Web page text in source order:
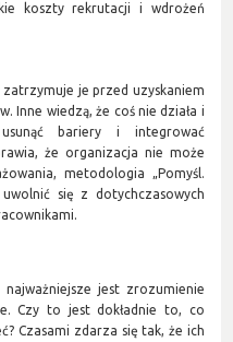
koszty rekrutacji i wdrożeń
je przed uzyskaniem
Inne wiedzą, że coś nie działa i
bariery i integrować
że organizacja nie może
metodologia „Pomyśl.
się z dotychczasowych
jest zrozumienie
Czy to jest dokładnie to, co
Czasami zdarza się tak, że ich